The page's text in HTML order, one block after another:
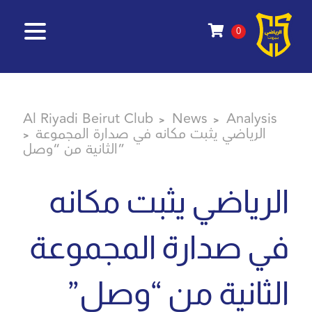
0
Al Riyadi Beirut Club > News > Analysis
> الرياضي يثبت مكانه في صدارة المجموعة
الثانية من “وصل”
الرياضي يثبت مكانه
في صدارة المجموعة
الثانية من “وصل”